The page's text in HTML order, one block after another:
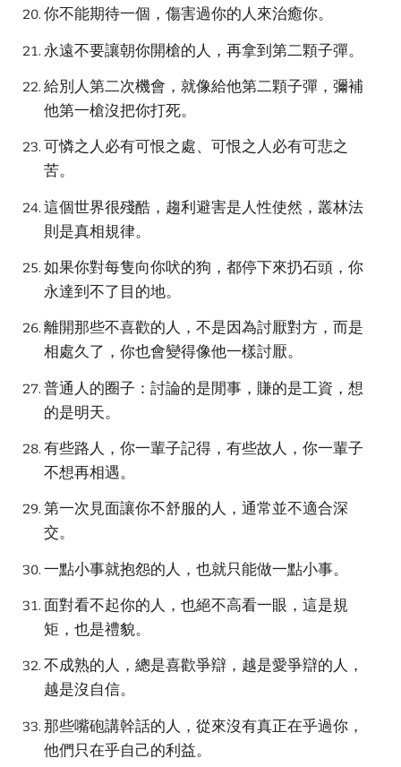
你不能期待一個，傷害過你的人來治癒你。
永遠不要讓朝你開槍的人，再拿到第二顆子彈。
給別人第二次機會，就像給他第二顆子彈，彌補
他第一槍沒把你打死。
可憐之人必有可恨之處、可恨之人必有可悲之
苦。
這個世界很殘酷，趨利避害是人性使然，叢林法
則是真相規律。
如果你對每隻向你吠的狗，都停下來扔石頭，你
永達到不了目的地。
離開那些不喜歡的人，不是因為討厭對方，而是
相處久了，你也會變得像他一樣討厭。
普通人的圈子：討論的是閒事，賺的是工資，想
的是明天。
有些路人，你一輩子記得，有些故人，你一輩子
不想再相遇。
第一次見面讓你不舒服的人，通常並不適合深
交。
一點小事就抱怨的人，也就只能做一點小事。
面對看不起你的人，也絕不高看一眼，這是規
矩，也是禮貌。
不成熟的人，總是喜歡爭辯，越是愛爭辯的人，
越是沒自信。
那些嘴砲講幹話的人，從來沒有真正在乎過你，
他們只在乎自己的利益。